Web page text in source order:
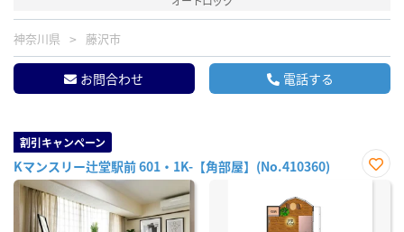
神奈川県 藤沢市
お問合わせ 電話する
割引キャンペーン
Kマンスリー辻堂駅前 601・1K-【角部屋】(No.410360)
お気